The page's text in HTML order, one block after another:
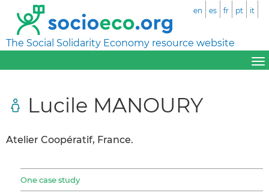
The Social Solidarity Economy resource website
en es fr pt it
Lucile MANOURY
Atelier Coopératif, France.
One case study